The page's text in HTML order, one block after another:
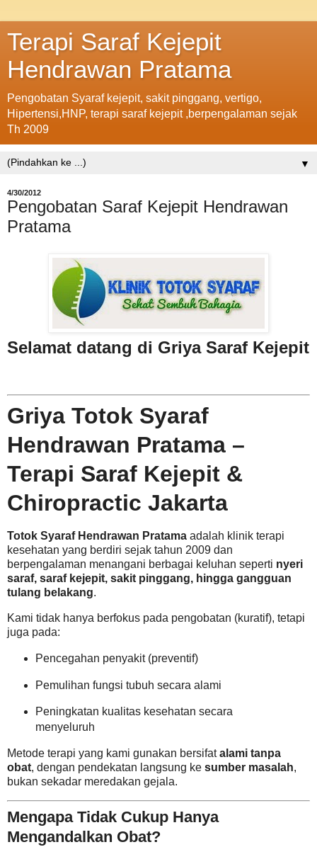
Terapi Saraf Kejepit
Hendrawan Pratama
Pengobatan Syaraf kejepit, sakit pinggang, vertigo,
Hipertensi,HNP, terapi saraf kejepit ,berpengalaman sejak
Th 2009
▼
4/30/2012
Pengobatan Saraf Kejepit Hendrawan
Pratama
Selamat datang di Griya Saraf Kejepit
Griya Totok Syaraf
Hendrawan Pratama –
Terapi Saraf Kejepit &
Chiropractic Jakarta
Totok Syaraf Hendrawan Pratama adalah klinik terapi
kesehatan yang berdiri sejak tahun 2009 dan
berpengalaman menangani berbagai keluhan seperti nyeri
saraf, saraf kejepit, sakit pinggang, hingga gangguan
tulang belakang.
Kami tidak hanya berfokus pada pengobatan (kuratif), tetapi
juga pada:
Pencegahan penyakit (preventif)
Pemulihan fungsi tubuh secara alami
Peningkatan kualitas kesehatan secara
menyeluruh
Metode terapi yang kami gunakan bersifatalami tanpa
obat, dengan pendekatan langsung ke sumber masalah,
bukan sekadar meredakan gejala.
Mengapa Tidak Cukup Hanya
Mengandalkan Obat?